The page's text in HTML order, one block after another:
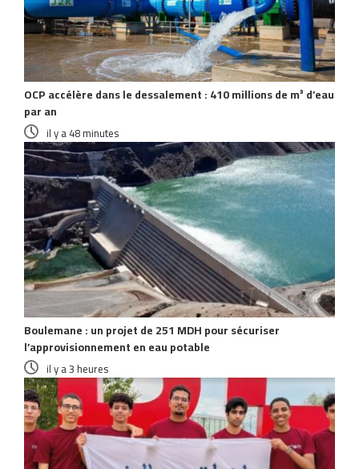
OCP accélère dans le dessalement : 410 millions de m³ d’eau
par an
il y a 48 minutes
Boulemane : un projet de 251 MDH pour sécuriser
l’approvisionnement en eau potable
il y a 3 heures